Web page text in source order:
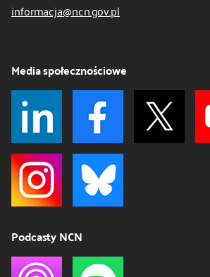
informacja@ncn.gov.pl
Media społecznościowe
Podcasty NCN